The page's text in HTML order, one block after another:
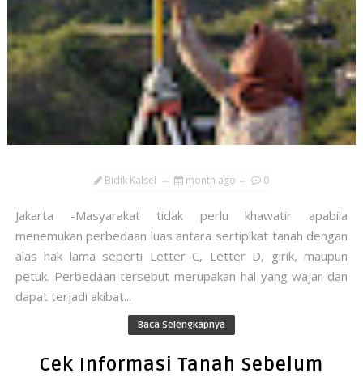
Bidik Kalsel month ago 0
Jakarta -Masyarakat tidak perlu khawatir apabila
menemukan perbedaan luas antara sertipikat tanah dengan
alas hak lama seperti Letter C, Letter D, girik, maupun
petuk. Perbedaan tersebut merupakan hal yang wajar dan
dapat terjadi akibat...
Baca Selengkapnya
Cek Informasi Tanah Sebelum